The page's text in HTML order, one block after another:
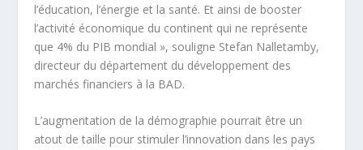
l’éducation, l’énergie et la santé. Et ainsi de booster
l’activité économique du continent qui ne représente
que 4% du PIB mondial », souligne Stefan Nalletamby,
directeur du département du développement des
marchés financiers à la BAD.
L’augmentation de la démographie pourrait être un
atout de taille pour stimuler l’innovation dans les pays